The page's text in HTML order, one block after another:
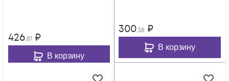
426,81 ₽
В корзину
300,58 ₽
В корзину